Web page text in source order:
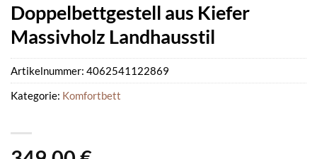
Doppelbettgestell aus Kiefer
Massivholz Landhausstil
Artikelnummer: 4062541122869
Kategorie: Komfortbett